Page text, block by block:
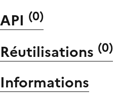
API (0)
Réutilisations (0)
Informations